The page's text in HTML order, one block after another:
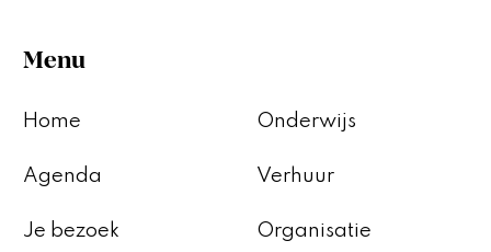
Menu
Home
Agenda
Je bezoek
Onderwijs
Verhuur
Organisatie